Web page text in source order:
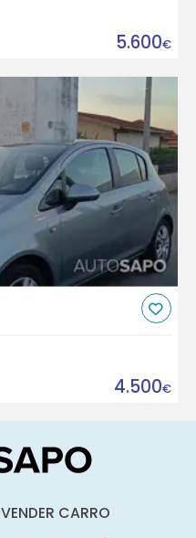
5.600€
4.500€
VENDER CARRO